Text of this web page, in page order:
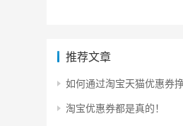
推荐文章
如何通过淘宝天猫优惠券
淘宝优惠券都是真的！